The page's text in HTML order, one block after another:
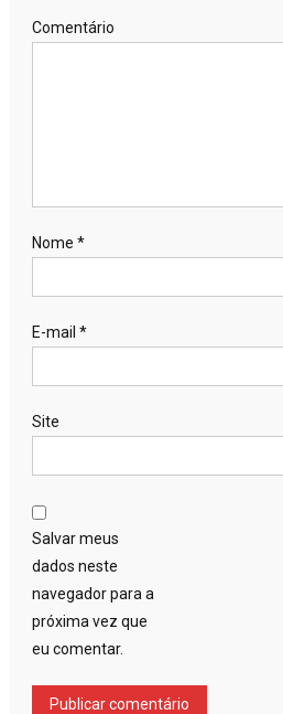
Comentário
Nome *
E-mail *
Site
Salvar meus
dados neste
navegador para a
próxima vez que
eu comentar.